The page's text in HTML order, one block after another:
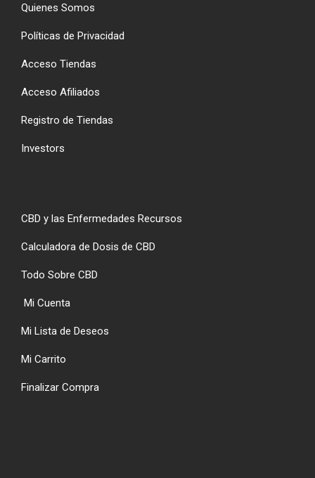
Quienes Somos
Políticas de Privacidad
Acceso Tiendas
Acceso Afiliados
Registro de Tiendas
Investors
CBD y las Enfermedades Recursos
Calculadora de Dosis de CBD
Todo Sobre CBD
Mi Cuenta
Mi Lista de Deseos
Mi Carrito
Finalizar Compra